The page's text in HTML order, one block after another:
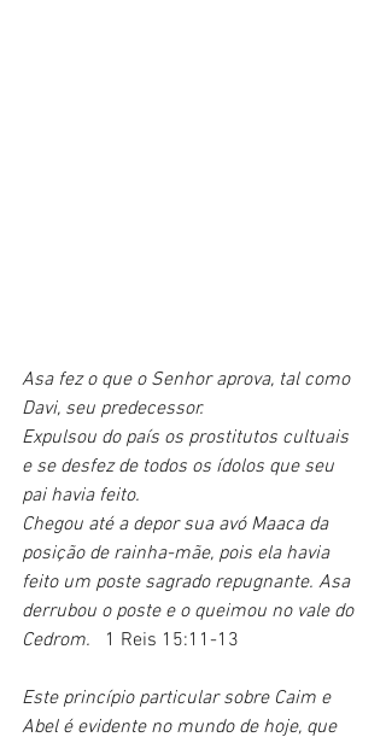
Asa fez o que o Senhor aprova, tal como
Davi, seu predecessor.
Expulsou do país os prostitutos cultuais
e se desfez de todos os ídolos que seu
pai havia feito.
Chegou até a depor sua avó Maaca da
posição de rainha-mãe, pois ela havia
feito um poste sagrado repugnante. Asa
derrubou o poste e o queimou no vale do
Cedrom. 1 Reis 15:11-13
Este princípio particular sobre Caim e
Abel é evidente no mundo de hoje, que